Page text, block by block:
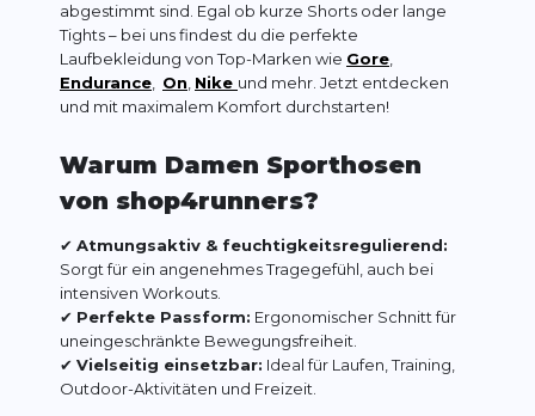
abgestimmt sind. Egal ob kurze Shorts oder lange
Tights – bei uns findest du die perfekte
Laufbekleidung von Top-Marken wie Gore
Endurance
On Nike und mehr. Jetzt entdecken
und mit maximalem Komfort durchstarten!
Warum Damen Sporthosen
von shop4runners?
✔ Atmungsaktiv & feuchtigkeitsregulierend:
Sorgt für ein angenehmes Tragegefühl, auch bei
intensiven Workouts.
✔ Perfekte Passform: Ergonomischer Schnitt für
uneingeschränkte Bewegungsfreiheit.
✔ Vielseitig einsetzbar: Ideal für Laufen, Training,
Outdoor-Aktivitäten und Freizeit.